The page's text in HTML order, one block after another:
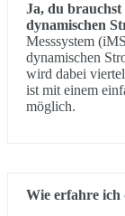
Ja, du
dynamischen
Messsystem
dynamischen
wird dabei
ist mit einem
möglich.
Wie erfahre ich